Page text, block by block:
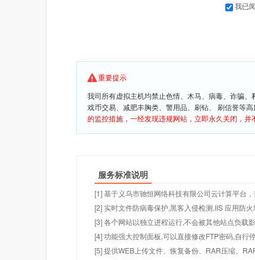
我已
重要提示
我司所有虚拟主机均禁止色情、木马、病毒、诈骗
戏币交易、减肥丰胸类、警用品、刷钻、 刷信誉等
的监控措施，一经发现违规网站，立即永久关闭，并
服务标准说明
[1] 基于义乌市驰恒网络科技有限公司云计算平台
[2] 实时文件防病毒保护,黑客入侵检测,IIS 应用防
[3] 各个网站以独立进程运行,不会被其他站点负载
[4] 功能强大控制面板,可以直接修改FTP密码,自行
[5] 提供WEB上传文件、恢复备份、RAR压缩、